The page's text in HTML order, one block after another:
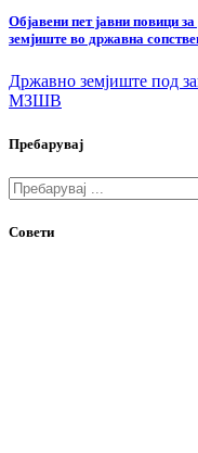
Објавени пет јавни повици
земјиште во државна
Државно земјиште под
МЗШВ
Пребарувај
Совети